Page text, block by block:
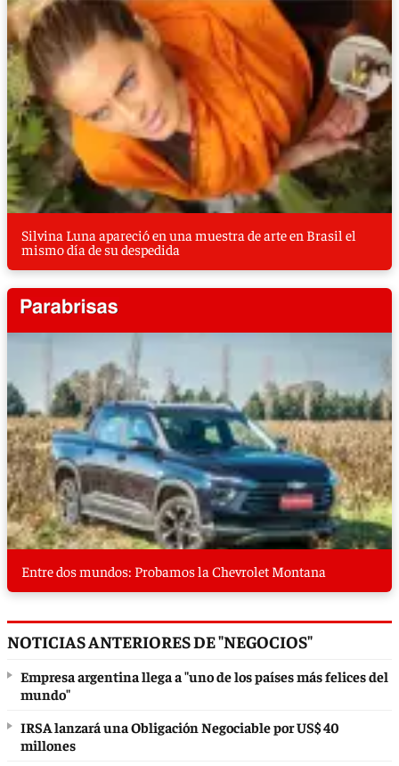
Silvina Luna apareció en una muestra de arte en Brasil el
mismo día de su despedida
Entre dos mundos: Probamos la Chevrolet Montana
NOTICIAS ANTERIORES DE "NEGOCIOS"
Empresa argentina llega a "uno de los países más felices del
mundo"
IRSA lanzará una Obligación Negociable por US$ 40
millones